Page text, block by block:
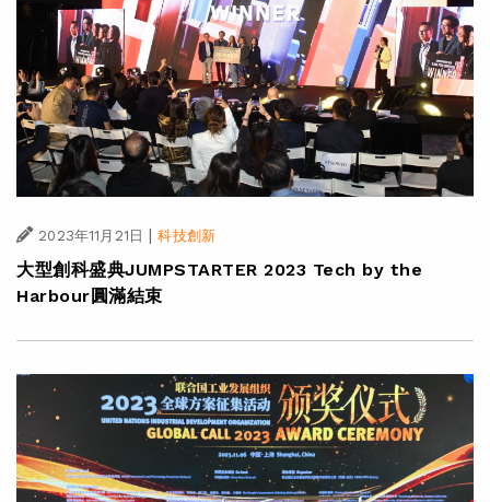
2023年11月21日 科技創新
大型創科盛典JUMPSTARTER 2023 Tech by the
Harbour圓滿結束